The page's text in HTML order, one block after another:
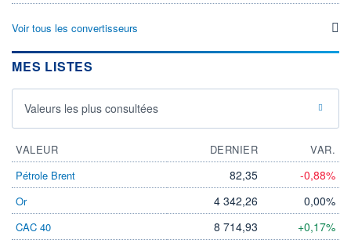
Voir tous les convertisseurs
MES LISTES
Valeurs les plus consultées
VALEUR DERNIER
VAR.
Pétrole Brent
82,35 -0,88%
Or 4 342,26 0,00%
CAC 40 8 714,93 +0,17%